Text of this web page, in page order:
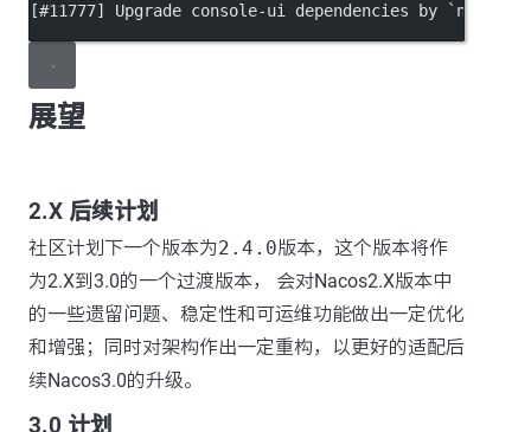
[#11777] Upgrade console-ui dependencies by `npm
展望
2.X 后续计划
社区计划下一个版本为2.4.0版本，这个版本将作
为2.X到3.0的一个过渡版本， 会对Nacos2.X版本中
的一些遗留问题、稳定性和可运维功能做出一定优化
和增强；同时对架构作出一定重构，以更好的适配后
续Nacos3.0的升级。
3.0 计划